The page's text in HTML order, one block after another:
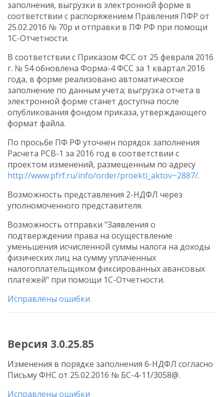
заполнения, выгрузки в электронной форме в
соответствии с распоряжением Правления ПФР от
25.02.2016 № 70р и отправки в ПФ РФ при помощи
1С-Отчетности.
В соответствии с Приказом ФСС от 25 февраля 2016
г. № 54 обновлена Форма-4 ФСС за 1 квартал 2016
года, в форме реализовано автоматическое
заполнение по данным учета; выгрузка отчета в
электронной форме станет доступна после
опубликования фондом приказа, утверждающего
формат файла.
По просьбе ПФ РФ уточнен порядок заполнения
Расчета РСВ-1 за 2016 год в соответствии с
проектом изменений, размещенным по адресу
http://www.pfrf.ru/info/order/proekti_aktov~2887/.
Возможность представления 2-НДФЛ через
уполномоченного представителя.
Возможность отправки "Заявления о
подтверждении права на осуществление
уменьшения исчисленной суммы налога на доходы
физических лиц на сумму уплаченных
налогоплательщиком фиксированных авансовых
платежей" при помощи 1С-Отчетности.
Исправлены ошибки
Версия 3.0.25.85
Изменения в порядке заполнения 6-НДФЛ согласно
Письму ФНС от 25.02.2016 № БС-4-11/3058@.
Исправлены ошибки